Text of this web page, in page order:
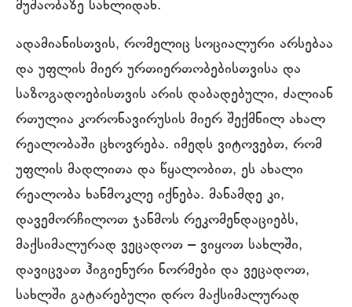
მუშაობაზე სახლიდან.
ადამიანისთვის, რომელიც სოციალური არსებაა
და უფლის მიერ ურთიერთობებისთვისა და
საზოგადოებისთვის არის დაბადებული, ძალიან
რთულია კორონავირუსის მიერ შექმნილ ახალ
რეალობაში ცხოვრება. იმედს ვიტოვებთ, რომ
უფლის მადლითა და წყალობით, ეს ახალი
რეალობა ხანმოკლე იქნება. მანამდე კი,
დავემორჩილოთ ჯანმოს რეკომენდაციებს,
მაქსიმალურად ვეცადოთ ‒ ვიყოთ სახლში,
დავიცვათ ჰიგიენური ნორმები და ვეცადოთ,
სახლში გატარებული დრო მაქსიმალურად